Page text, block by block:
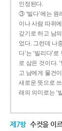
인정된다.
③ ‘빌다’에는 원
이나 사람 따위
갚기로 하고 남
었다. 그런데 나
다’는 ‘빌리다’
로 삼은 것이다.
고 남에게 물건
새로운 뜻으로
래의 의미로는 ‘
제7항 수컷을 이